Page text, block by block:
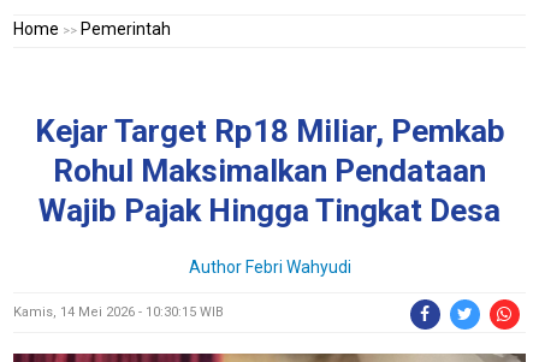
Home >> Pemerintah
Kejar Target Rp18 Miliar, Pemkab
Rohul Maksimalkan Pendataan
Wajib Pajak Hingga Tingkat Desa
Author Febri Wahyudi
Kamis, 14 Mei 2026 - 10:30:15 WIB